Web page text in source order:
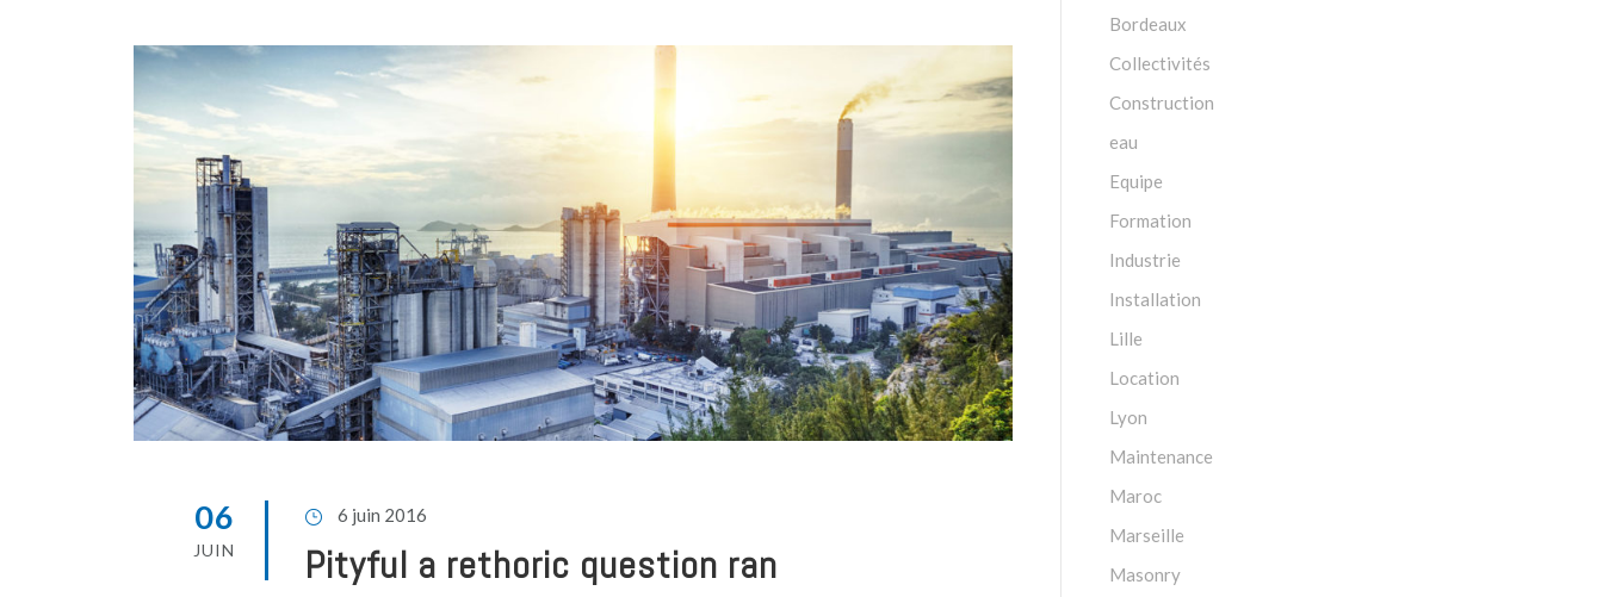
06
JUIN
6 juin 2016
Pityful a rethoric question ran
Bordeaux
Collectivités
Construction
eau
Equipe
Formation
Industrie
Installation
Lille
Location
Lyon
Maintenance
Maroc
Marseille
Masonry